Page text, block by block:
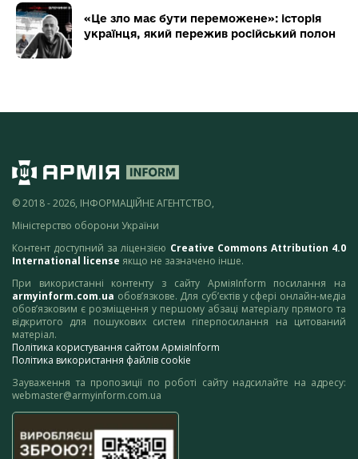
«Це зло має бути переможене»: історія
українця, який пережив російський полон
© 2018 - 2026, ІНФОРМАЦІЙНЕ АГЕНТСТВО,
Міністерство оборони України
Контент доступний за ліцензією Creative Commons Attribution 4.0
International license якщо не зазначено інше.
При використанні контенту з сайту АрміяInform посилання на
armyinform.com.ua обов’язкове. Для суб’єктів у сфері онлайн-медіа
обов’язковим є розміщення у першому абзаці матеріалу прямого та
відкритого для пошукових систем гіперпосилання на цитований
матеріал.
Політика користування сайтом АрміяInform
Політика використання файлів cookie
Зауваження та пропозиції по роботі сайту надсилайте на адресу:
webmaster@armyinform.com.ua